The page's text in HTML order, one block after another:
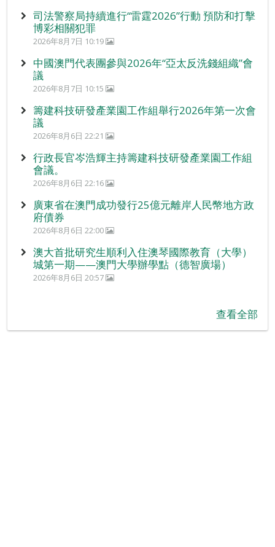
司法警察局持續進行“雷霆2026”行動 預防和打擊
博彩相關犯罪
2026年8月7日 10:19
中國澳門代表團參與2026年“亞太反洗錢組織”會
議
2026年8月7日 10:15
籌建科技研發產業園工作組舉行2026年第一次會
議
2026年8月6日 22:21
行政長官岑浩輝主持籌建科技研發產業園工作組
會議。
2026年8月6日 22:16
廣東省在澳門成功發行25億元離岸人民幣地方政
府債券
2026年8月6日 22:00
澳大首批研究生順利入住澳琴國際教育（大學）
城第一期——澳門大學辦學點（德智廣場）
2026年8月6日 20:57
查看全部